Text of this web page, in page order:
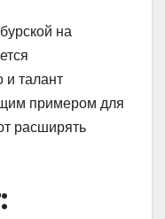
на
и талант
примером для
расширять